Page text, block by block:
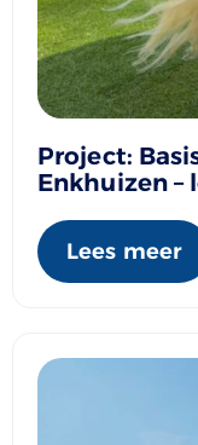
Project:
Enkhuizen –
Lees meer